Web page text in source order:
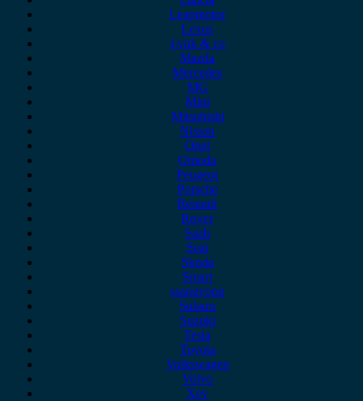
Leapmotor
Lexus
Lynk & co
Mazda
Mercedes
MG
Mini
Mitsubishi
Nissan
Opel
Omoda
Peugeot
Porsche
Renault
Rover
Saab
Seat
Skoda
Smart
ssangyong
Subaru
Suzuki
Tesla
Toyota
Volkswagen
Volvo
Xev